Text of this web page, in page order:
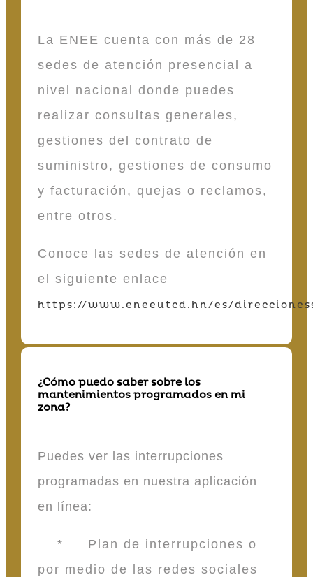
La ENEE cuenta con más de 28
sedes de atención presencial a
nivel nacional donde puedes
realizar consultas generales,
gestiones del contrato de
suministro, gestiones de consumo
y facturación, quejas o reclamos,
entre otros.
Conoce las sedes de atención en
el siguiente enlace
https://www.eneeutcd.hn/es/
¿Cómo puedo saber sobre los
mantenimientos programados en mi
zona?
Puedes ver las interrupciones
programadas en nuestra aplicación
en línea:
* Plan de interrupciones o
por medio de las redes sociales